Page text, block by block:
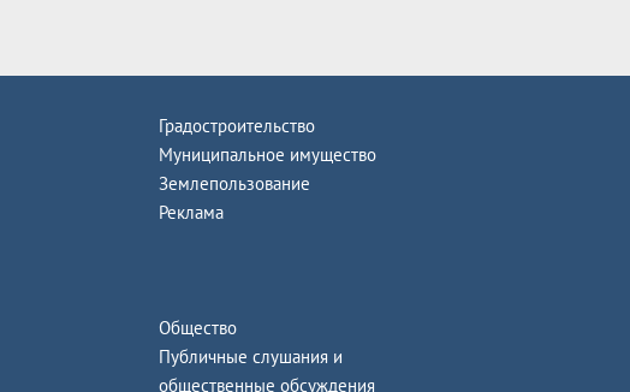
Градостроительство
Муниципальное имущество
Землепользование
Реклама
Общество
Публичные слушания и
общественные обсуждения